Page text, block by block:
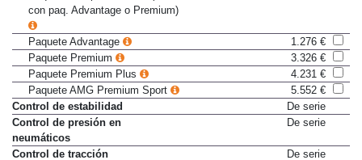
Paquete de aparcamiento (solo
con paq. Advantage o Premium)
Paquete Advantage
1.276 €
Paquete Premium
3.326 €
Paquete Premium Plus
4.231 €
Paquete AMG Premium Sport
5.552 €
Control de estabilidad
De serie
Control de presión en
neumáticos